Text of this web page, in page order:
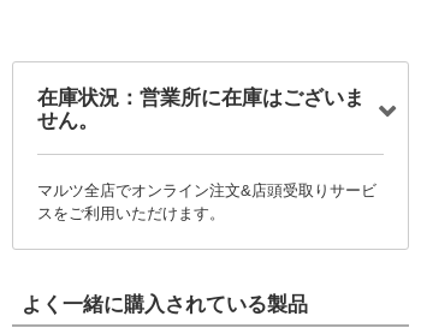
在庫状況：営業所に在庫はございま
せん。
マルツ全店でオンライン注文&店頭受取りサービ
スをご利用いただけます。
よく一緒に購入されている製品